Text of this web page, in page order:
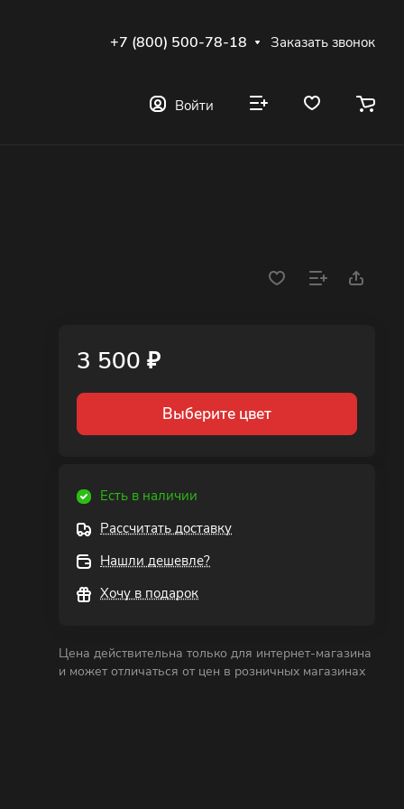
+7 (800) 500-78-18 Заказать звонок
Войти
3 500 ₽
Выберите цвет
Есть в наличии
Рассчитать доставку
Нашли дешевле?
Хочу в подарок
Цена действительна только для интернет-магазина
и может отличаться от цен в розничных магазинах